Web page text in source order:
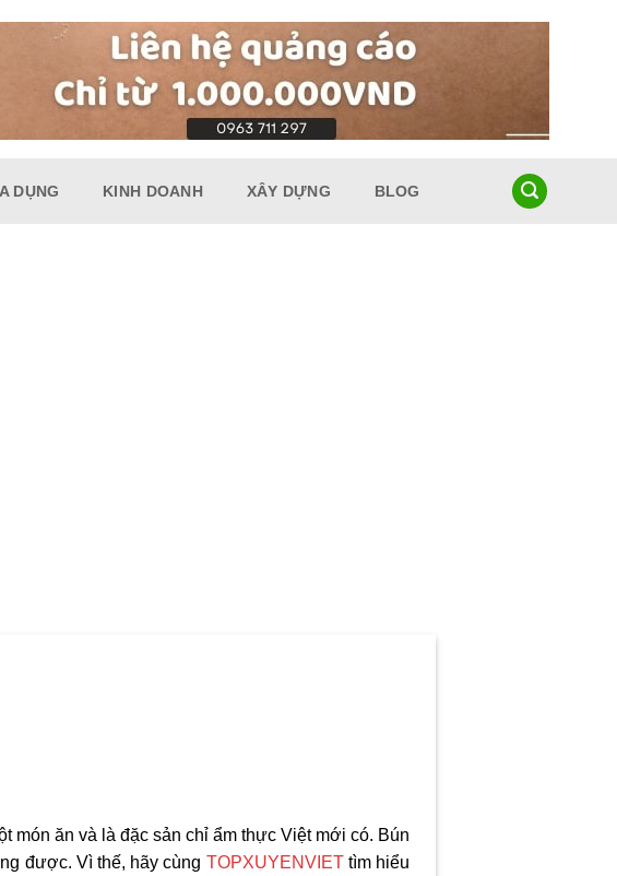
DỤNG KINH DOANH XÂY DỰNG BLOG
món ăn và là đặc sản chỉ ẩm thực Việt mới có. Bún
được. Vì thế, hãy cùng TOPXUYENVIETtìm hiểu